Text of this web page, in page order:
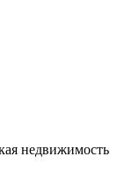
недвижимость